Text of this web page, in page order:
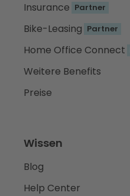
Insurance Partner
Bike-Leasing Partner
Home Office Connect
Weitere Benefits
Preise
Wissen
Blog
Help Center